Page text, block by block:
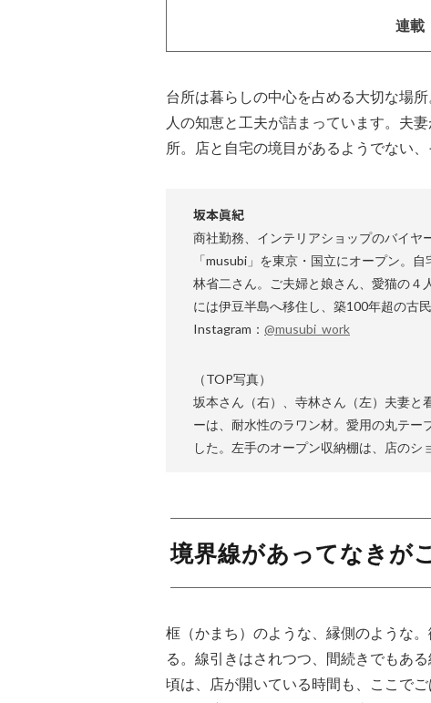
連載
台所は暮らしの中心を占める大切な場
人の知恵と工夫が詰まっています。夫
所。店と自宅の境目があるようでない
坂本眞紀
商社勤務、インテリアショップのバイ
「musubi」を東京・国立にオープン。
林省二さん。ご夫婦と娘さん、愛猫の
には伊豆半島へ移住し、築100年超の古
Instagram： @musubi_work
（TOP写真）
坂本さん（右）、寺林さん（左）夫妻と
ーは、耐水性のラワン材。愛用の丸テー
した。左手のオープン収納棚は、店のシ
境界線があってなきが
框（かまち）のような、縁側のような
る。線引きはされつつ、間続きでもあ
頃は、店が開いている時間も、ここで